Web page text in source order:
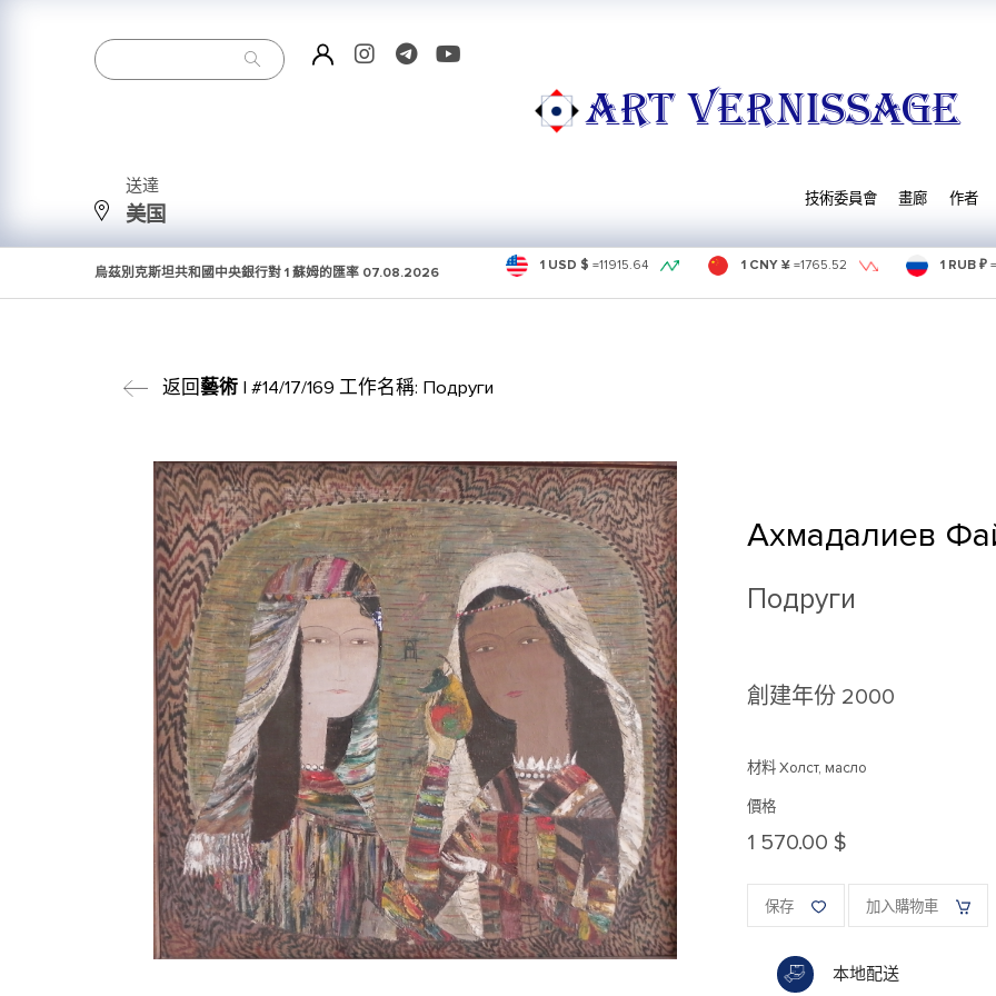
ART VERNISSAGE
送達
美国
技術委員會 畫廊 作者
烏茲別克斯坦共和國中央銀行對 1 蘇姆的匯率 07.08.2026 1 USD $ =11915.64 1 CNY ¥ =1765.52 1 RUB ₽ =
返回藝術| #14/17/169 工作名稱: Подруги
Ахмадалиев
Подруги
創建年份 2000
材料 Холст, масло
價格
1 570.00 $
保存 加入購物車
本地配送